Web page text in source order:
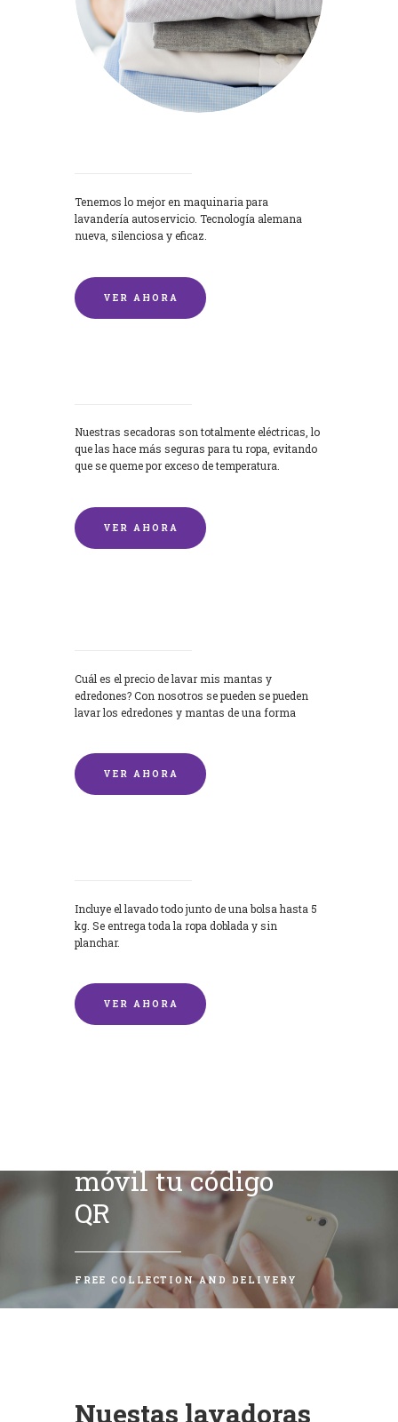
Tenemos lo mejor en maquinaria para
lavandería autoservicio. Tecnología alemana
nueva, silenciosa y eficaz.
VER AHORA
Nuestras secadoras son totalmente eléctricas, lo
que las hace más seguras para tu ropa, evitando
que se queme por exceso de temperatura.
VER AHORA
Cuál es el precio de lavar mis mantas y
edredones? Con nosotros se pueden se pueden
lavar los edredones y mantas de una forma
VER AHORA
Incluye el lavado todo junto de una bolsa hasta 5
kg. Se entrega toda la ropa doblada y sin
planchar.
VER AHORA
móvil tu código
QR
FREE COLLECTION AND DELIVERY
Nuestas lavadoras